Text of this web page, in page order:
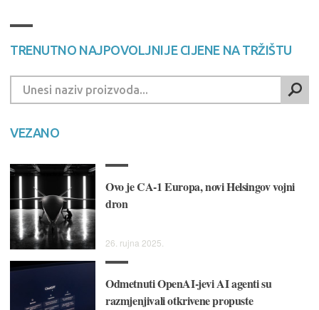
TRENUTNO NAJPOVOLJNIJE CIJENE NA TRŽIŠTU
VEZANO
Ovo je CA-1 Europa, novi Helsingov vojni
dron
26. rujna 2025.
Odmetnuti OpenAI-jevi AI agenti su
razmjenjivali otkrivene propuste